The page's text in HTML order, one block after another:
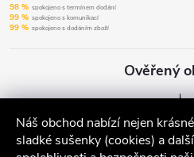
Náš obchod nabízí nejen
sladké sušenky (cookies) a
98 % spokojeno s termínem dodání
99 % spokojeno s komunikací
99 % spokojeno s dodáním zboží
Ověřený